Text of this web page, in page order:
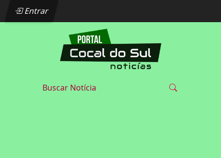
Entrar